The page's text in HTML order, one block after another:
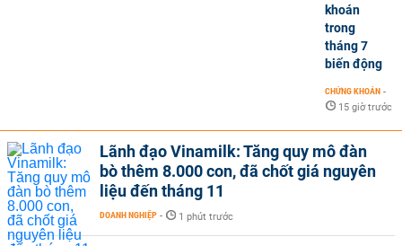
khoán
trong
tháng 7
biến động
CHỨNG KHOÁN -
15 giờ trước
Lãnh đạo Vinamilk: Tăng quy mô đàn
bò thêm 8.000 con, đã chốt giá nguyên
liệu đến tháng 11
DOANH NGHIỆP - 1 phút trước